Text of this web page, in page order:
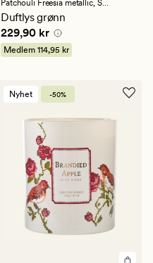
Patchouli Freesia metallic, Sense the Moment
Duftlys grønn
Pris 229,90 kr
229,90 kr
Medlem 114,95 kr
Nyhet -50%